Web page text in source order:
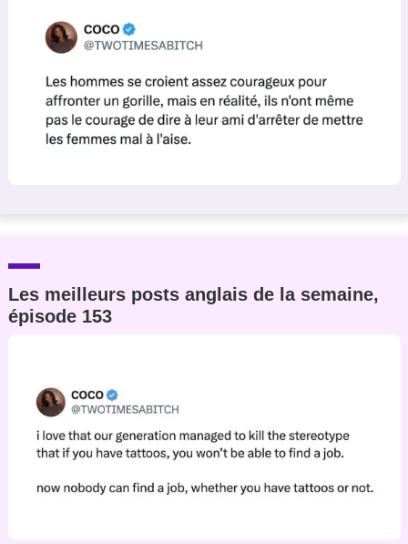
Les meilleurs posts anglais de la semaine,
épisode 153